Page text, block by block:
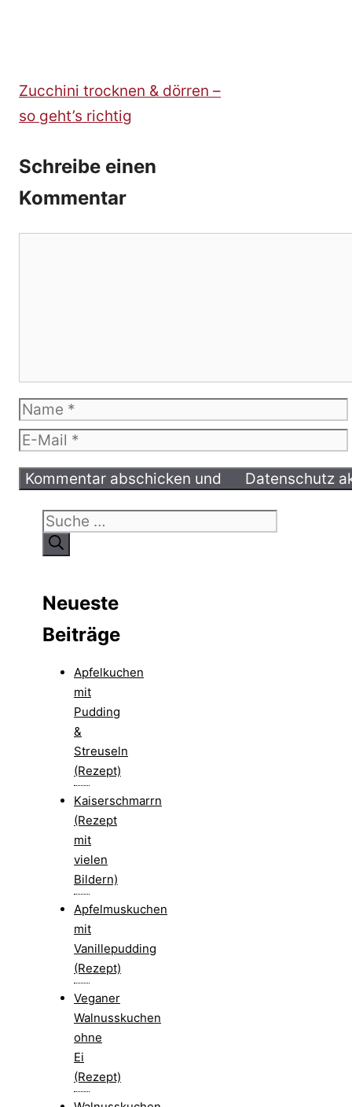
Zucchini trocknen & dörren –
so geht’s richtig
Schreibe einen
Kommentar
Name
E-
Mail
Suche
nach:
Neueste
Beiträge
Apfelkuchen
mit
Pudding
&
Streuseln
(Rezept)
Kaiserschmarrn
(Rezept
mit
vielen
Bildern)
Apfelmuskuchen
mit
Vanillepudding
(Rezept)
Veganer
Walnusskuchen
ohne
Ei
(Rezept)